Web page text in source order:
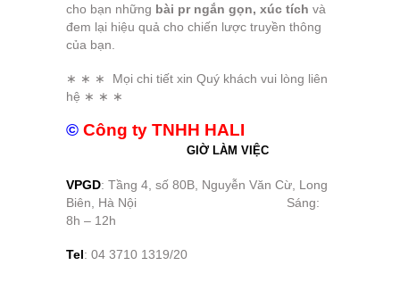
cho bạn những bài pr ngắn gọn, xúc tích và
đem lại hiệu quả cho chiến lược truyền thông
của bạn.
∗ ∗ ∗ Mọi chi tiết xin Quý khách vui lòng liên
hệ ∗ ∗ ∗
© Công ty TNHH HALI
GIỜ LÀM VIỆC
VPGD: Tầng 4, số 80B, Nguyễn Văn Cừ, Long
Biên, Hà Nội Sáng:
8h – 12h
Tel: 04 3710 1319/20